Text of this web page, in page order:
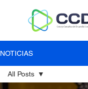
NOTICIAS
All Posts